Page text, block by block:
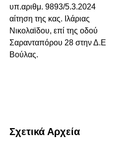
υπ.αριθμ. 9893/5.3.2024
αίτηση της κας. Ιλάριας
Νικολαϊδου, επί της οδού
Σαρανταπόρου 28 στην Δ.Ε
Βούλας.
Σχετικά Αρχεία